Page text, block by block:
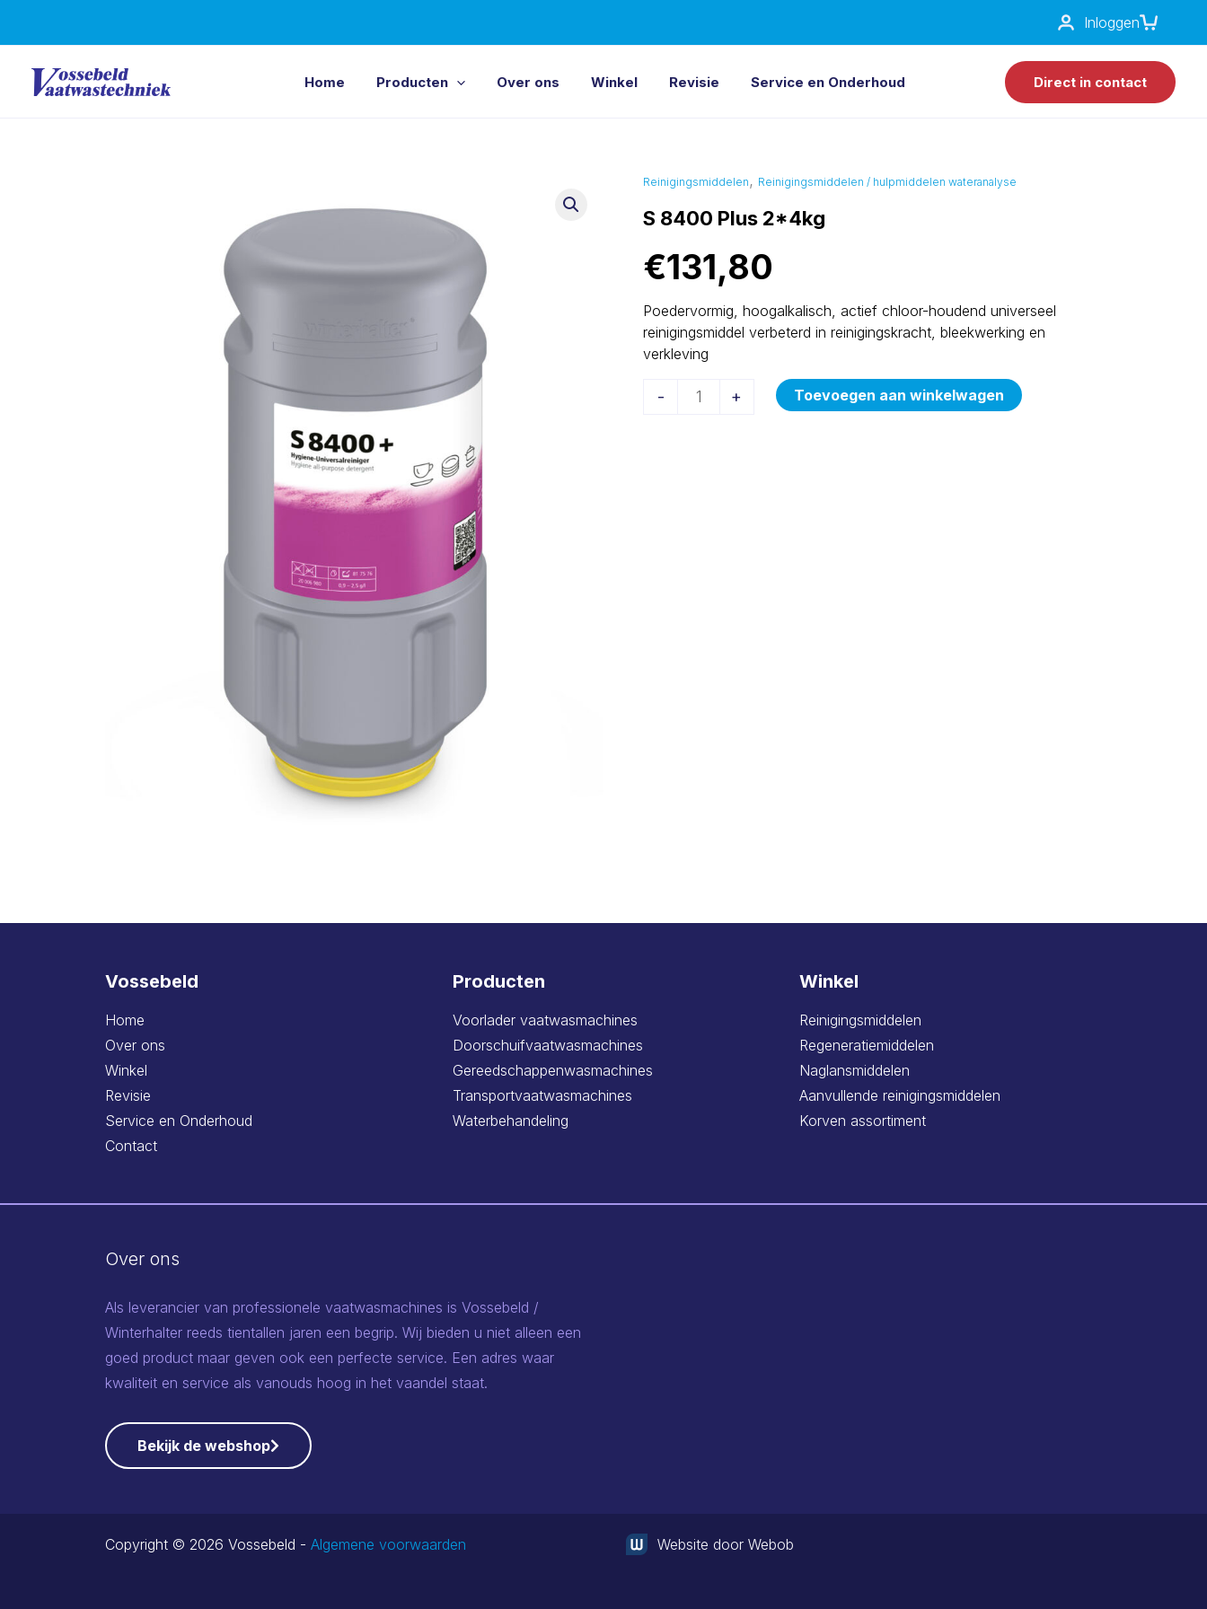
inhoud
Inloggen
Home Producten Over ons Winkel Revisie Service en Onderhoud Direct in contact
Reinigingsmiddelen , Reinigingsmiddelen / hulpmiddelen wateranalyse
S 8400 Plus 2*4kg
€131,80
Poedervormig, hoogalkalisch, actief chloor-houdend universeel
reinigingsmiddel verbeterd in reinigingskracht, bleekwerking en
verkleving
-
S
8400
2*4kg
aantal
+ Toevoegen aan winkelwagen
Vossebeld
Home
Over ons
Winkel
Revisie
Service en Onderhoud
Contact
Producten
Voorlader vaatwasmachines
Doorschuifvaatwasmachines
Gereedschappenwasmachines
Transportvaatwasmachines
Waterbehandeling
Winkel
Reinigingsmiddelen
Regeneratiemiddelen
Naglansmiddelen
Aanvullende reinigingsmiddelen
Korven assortiment
Over ons
Als leverancier van professionele vaatwasmachines is Vossebeld /
Winterhalter reeds tientallen jaren een begrip. Wij bieden u niet alleen een
goed product maar geven ook een perfecte service. Een adres waar
kwaliteit en service als vanouds hoog in het vaandel staat.
Bekijk de webshop
Copyright © 2026 Vossebeld - Algemene voorwaarden Website door Webob